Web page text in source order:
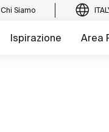
Chi Siamo
Ispirazione Area